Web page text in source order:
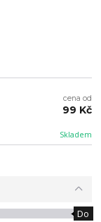
Skladem
cena od
99 Kč
Do